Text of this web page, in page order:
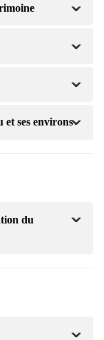
et ses environs
du